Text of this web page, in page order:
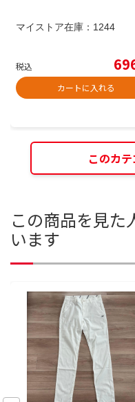
マイストア在庫： 1244
税込
カートに入れる
このカ
この商品を見た
います